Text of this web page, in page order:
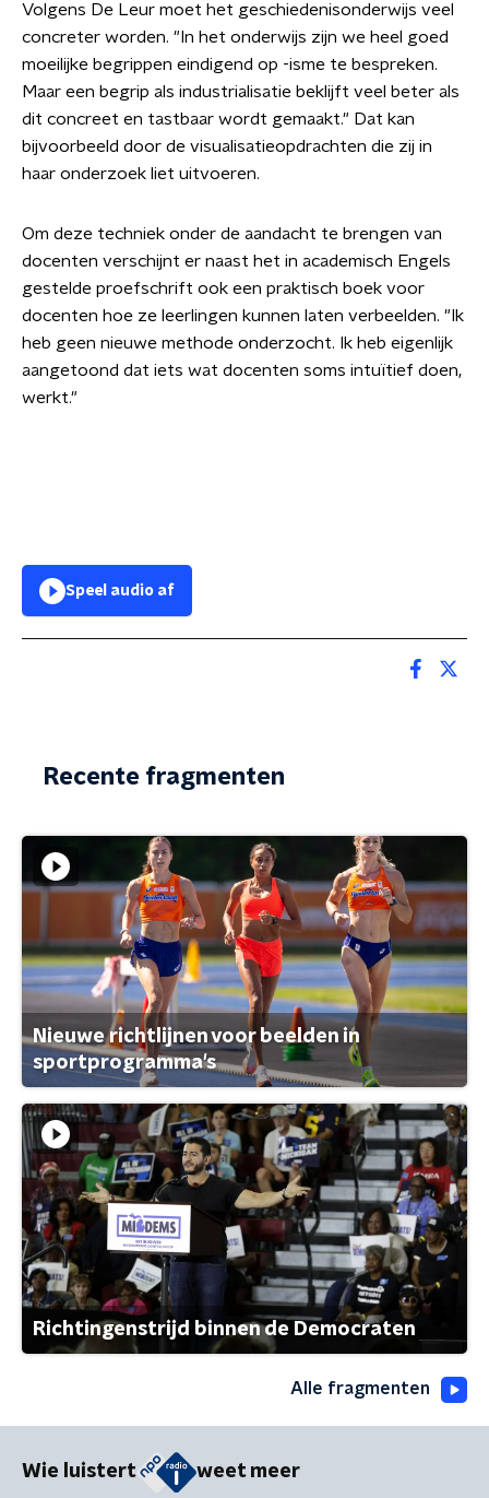
Volgens De Leur moet het geschiedenisonderwijs veel
concreter worden. "In het onderwijs zijn we heel goed
moeilijke begrippen eindigend op -isme te bespreken.
Maar een begrip als industrialisatie beklijft veel beter als
dit concreet en tastbaar wordt gemaakt." Dat kan
bijvoorbeeld door de visualisatieopdrachten die zij in
haar onderzoek liet uitvoeren.
Om deze techniek onder de aandacht te brengen van
docenten verschijnt er naast het in academisch Engels
gestelde proefschrift ook een praktisch boek voor
docenten hoe ze leerlingen kunnen laten verbeelden. "Ik
heb geen nieuwe methode onderzocht. Ik heb eigenlijk
aangetoond dat iets wat docenten soms intuïtief doen,
werkt."
Speel audio af
Recente fragmenten
Nieuwe richtlijnen voor beelden in
sportprogramma's
Richtingenstrijd binnen de Democraten
Alle fragmenten
Wie luistert weet meer